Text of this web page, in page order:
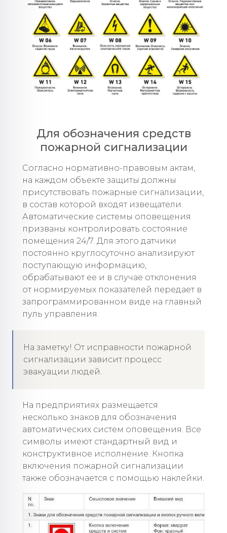
Для обозначения средств
пожарной сигнализации
Согласно нормативно-правовым актам,
на каждом объекте защиты должны
присутствовать пожарные сигнализации,
в состав которой входят извещатели.
Автоматические системы оповещения
призваны контролировать состояние
помещения 24/7. Для этого датчики
постоянно круглосуточно анализируют
поступающую информацию,
обрабатывают ее и в случае отклонения
от нормируемых показателей передает в
запрограммированном виде на главный
пуль управления.
На заметку! От исправности пожарной
сигнализации зависит процесс
эвакуации людей.
На предприятиях размещается
несколько знаков для обозначения
автоматических систем оповещения. Все
символы имеют стандартный вид и
конструктивное исполнение. Кнопка
включения пожарной сигнализации
также обозначается с помощью наклейки.